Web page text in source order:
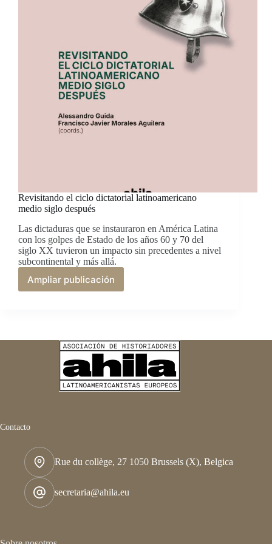
Revisitando el ciclo dictatorial latinoamericano
medio siglo después
Las dictaduras que se instauraron en América Latina
con los golpes de Estado de los años 60 y 70 del
siglo XX tuvieron un impacto sin precedentes a nivel
subcontinental y más allá.
Ampliar publicación
Revisitando
medio
siglo
después
Contacto
Rue du collège, 27 1050 Brussels (X), Belgica
secretaria@ahila.eu